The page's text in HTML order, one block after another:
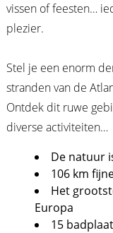
vissen of feesten…
plezier.
Stel je een enorm
stranden van de
Ontdek dit ruwe
diverse activiteiten…
De natuur
106 km
Het
Europa
15